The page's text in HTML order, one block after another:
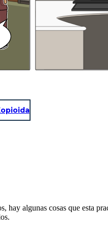
hay algunas cosas que esta